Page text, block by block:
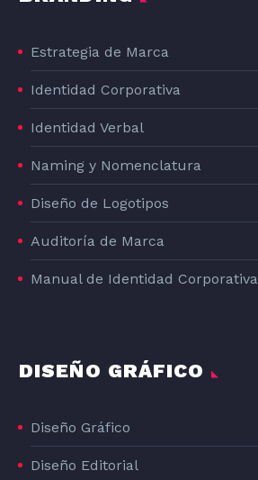
Estrategia de Marca
Identidad Corporativa
Identidad Verbal
Naming y Nomenclatura
Diseño de Logotipos
Auditoría de Marca
Manual de Identidad Corporativa
DISEÑO GRÁFICO
Diseño Gráfico
Diseño Editorial